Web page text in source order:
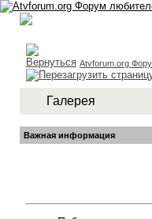
Atvforum.org
Галерея
Важная информация